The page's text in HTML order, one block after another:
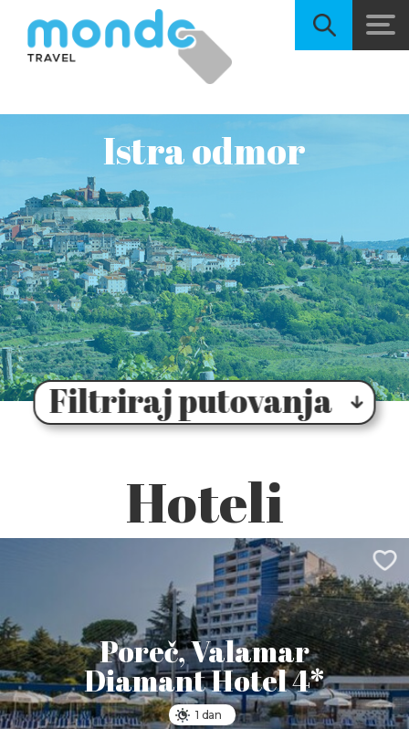
Istra odmor
Filtriraj putovanja
Hoteli
Poreč, Valamar
Diamant Hotel 4*
1 dan